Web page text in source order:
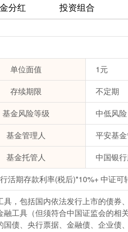
分红 投资组合
单位面值
1元
存续期限
不定期
基金风险等级
中低风险
基金管理人
平安基
基金托管人
中国银
活期存款利率(税后)*10%+ 中证
，包括国内依法发行上市的债券
工具（但须符合中国证监会的相
债、央行票据、金融债、企业债